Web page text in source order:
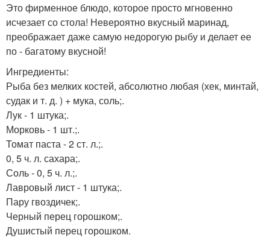
Это фирменное блюдо, которое просто мгновенно
исчезает со стола! Невероятно вкусный маринад,
преображает даже самую недорогую рыбу и делает ее
по - багатому вкусной!
Ингредиенты:
Рыба без мелких костей, абсолютно любая (хек, минтай,
судак и т. д. ) + мука, соль;.
Лук - 1 штука;.
Морковь - 1 шт.;.
Томат паста - 2 ст. л.;.
0, 5 ч. л. сахара;.
Соль - 0, 5 ч. л.;.
Лавровый лист - 1 штука;.
Пару гвоздичек;.
Черный перец горошком;.
Душистый перец горошком.